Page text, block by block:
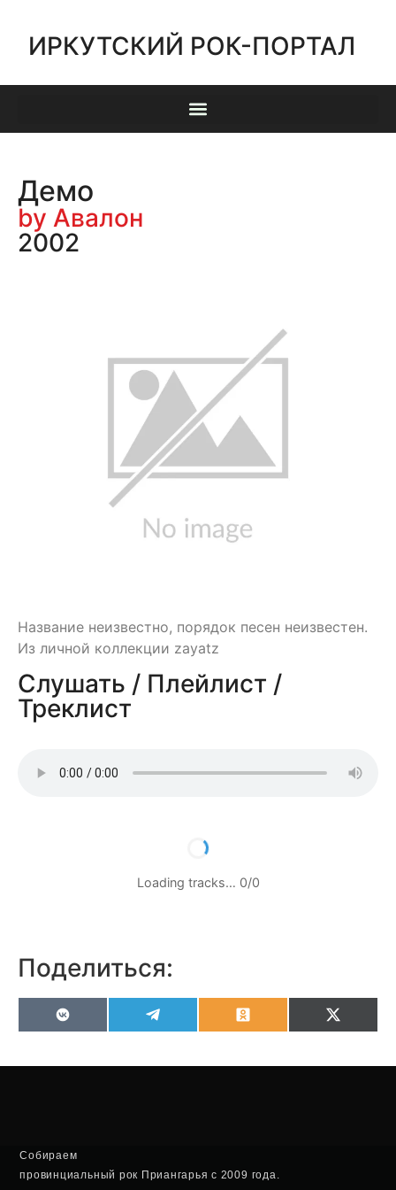
ИРКУТСКИЙ РОК-ПОРТАЛ
Демо
by Авалон
2002
Название неизвестно, порядок песен неизвестен.
Из личной коллекции zayatz
Слушать / Плейлист /
Треклист
Loading tracks… 0/0
Поделиться:
VK OdnoklassnikiX
Собираем
провинциальный рок Приангарья с 2009 года.